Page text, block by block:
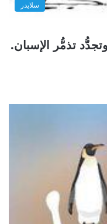
سلايدر
تذمُّر الإسبان.